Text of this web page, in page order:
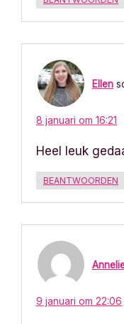
Ellen
8 januari om 16:21
Heel leuk
BEANTWOORDEN
9 januari om 22:06